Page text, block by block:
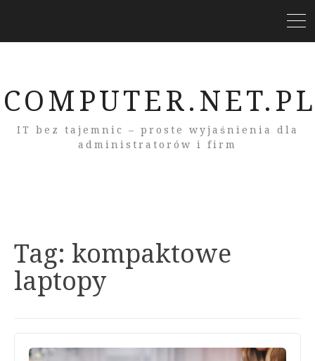
IT bez tajemnic – proste wyjaśnienia dla
administratorów i firm
Tag: kompaktowe
laptopy